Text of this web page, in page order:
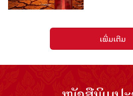
ເພີ່ມເຕີມ